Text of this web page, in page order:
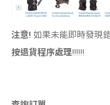
注意! 如果未能即時發現
按退貨程序處理!!!!!!